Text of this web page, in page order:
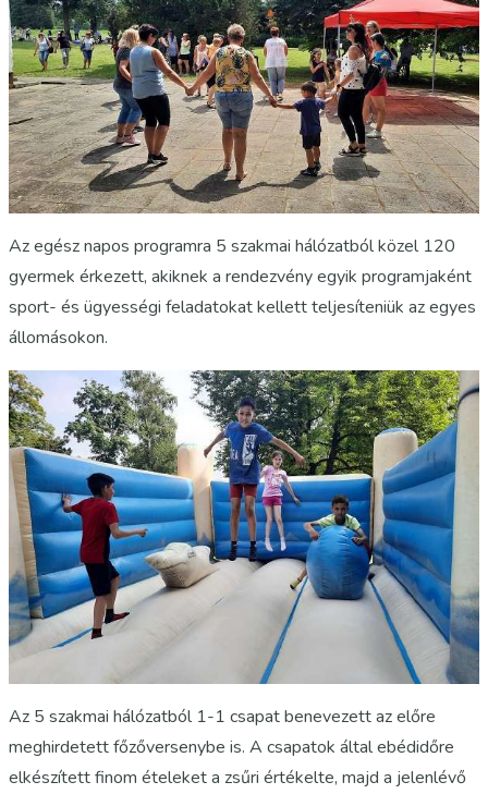
Az egész napos programra 5 szakmai hálózatból közel 120
gyermek érkezett, akiknek a rendezvény egyik programjaként
sport- és ügyességi feladatokat kellett teljesíteniük az egyes
állomásokon.
Az 5 szakmai hálózatból 1-1 csapat benevezett az előre
meghirdetett főzőversenybe is. A csapatok által ebédidőre
elkészített finom ételeket a zsűri értékelte, majd a jelenlévő